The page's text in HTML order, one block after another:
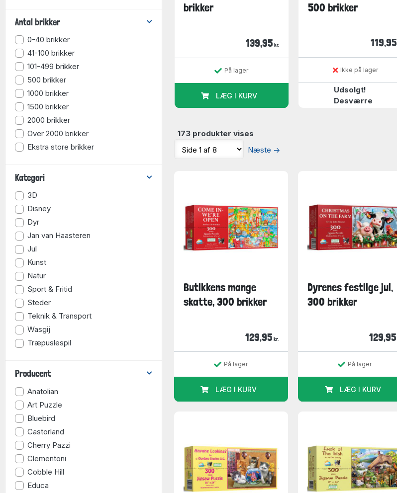
Antal brikker
0-40 brikker
41-100 brikker
101-499 brikker
500 brikker
1000 brikker
1500 brikker
2000 brikker
Over 2000 brikker
Ekstra store brikker
Kategori
3D
Disney
Dyr
Jan van Haasteren
Jul
Kunst
Natur
Sport & Fritid
Steder
Teknik & Transport
Wasgij
Træpuslespil
Producent
Anatolian
Art Puzzle
Bluebird
Castorland
Cherry Pazzi
Clementoni
Cobble Hill
Educa
brikker
139,95 kr.
På lager
LÆG I KURV
500 brikker
119,95
Ikke på lager
Udsolgt!
Desværre
173 produkter vises
Næste →
Butikkens mange
skatte, 300 brikker
129,95 kr.
På lager
LÆG I KURV
Dyrenes festlige jul,
300 brikker
129,95
På lager
LÆG I KURV